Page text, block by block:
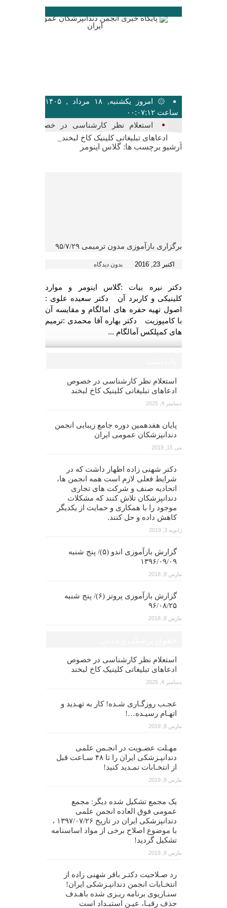
۞ امروز یکشنبه, ۱۸ مرداد , ۱۴۰۵
ساعت ۰۰:۰۷:۱۲
بیشت_
آرشیو برچسب ها: گلاس اینومر
برگزاری بازآموزی مدون ترمیمی ۹۵/۷/۲۹
اکتبر 23, 2016 بدون دیدگاه
دکتر نیره بیات :گلاس اینومر و موارد
کلینیکی و کاربرد آن دکتر سعیده علوی :
اصول تهیه حفره های امالگام و مقایسه آن
با کامپوزیت دکتر بهاره آقا محمدی :ترمیم
های کمپلکس آمالگام ...
استعلام نظر کارشناسی در خصوص
ادعاهای تبلیغاتی کلینیک کاخ لبخند
دسامبر 4, 2025
پایان هفدهمین دوره جامع زیبایی انجمن
دندانپزشکان عمومی ایران
می 15, 2019
دکتر شهنی زاده اظهار داشت که در
شرایط فعلی لازم است همه انجمن ها،
اتحادیه صنف و شرکت های تجاری
دندانپزشکان تلاش کنند که مشکلات
موجود را با همکاری و حمایت از یکدیگر
کاهش داده و حل کنند.
ژانویه 3, 2019
گزارش بازآموزی اندو (۵)/ پنج شنبه
۱۳۹۶/۰۹/۰۹
مارس 8, 2018
گزارش بازآموزی پروتز (۶)/ پنج شنبه
۹۶/۰۸/۲۵
مارس 8, 2018
استعلام نظر کارشناسی در خصوص
ادعاهای تبلیغاتی کلینیک کاخ لبخند
دسامبر 4, 2025
عجـب روزگـاری شـده! کار به تهـدید و
اتهـام رسیـده…!
مارس 8, 2019
مهـلت عضـویت در انجـمن علمی
دندانپـزشکی ایران را تا ۴۸ سـاعت قبل
از انتخـابات تمـدید کنید!
مارس 8, 2019
یک مجمع تشکیل شده دیگر: مجمع
عمومی فوق العاده انجمن علمی
دندانپزشکی ایران در تاریخ ۱۳۹۷/۰۷/۲۶ ،
با موضوع اصلاح برخی از مواد اساسنامه
تشکیل گردید!
مارس 8, 2019
رد صـلاحیت دکتـر باقر شهنی زاده از
انتخـابات انجمن دندانپـزشکی ایران!
سنـاریوی برنامه ریـزی شده باهـدف
حذف رقبـا، عیـن استبـداد است